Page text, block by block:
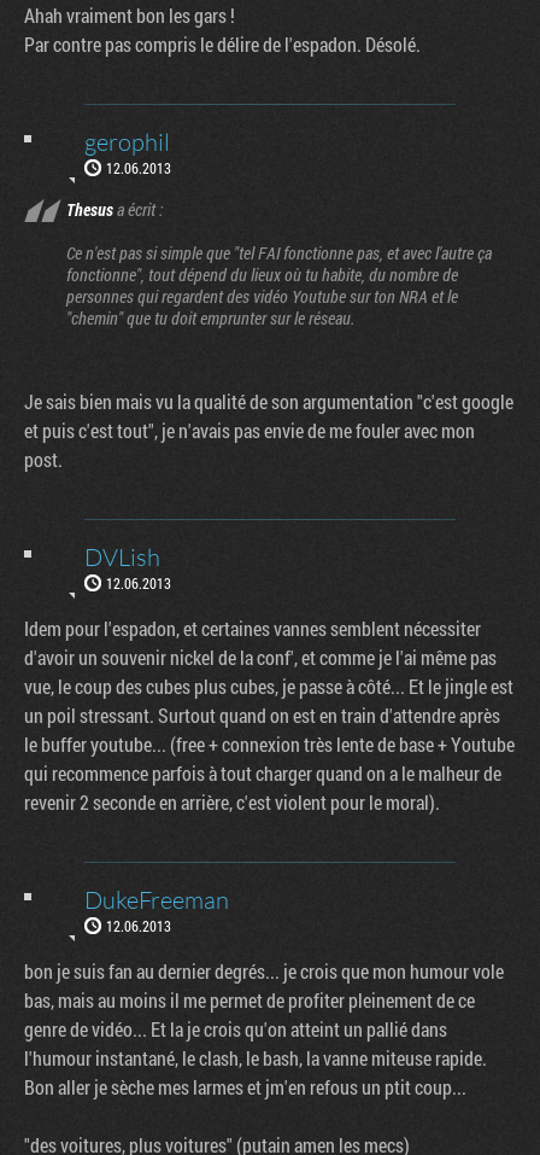
Ahah vraiment bon les gars !
Par contre pas compris le délire de l'espadon. Désolé.
gerophil
12.06.2013
Thesusa écrit :
Ce n'est pas si simple que "tel FAI fonctionne pas, et avec l'autre ça
fonctionne", tout dépend du lieux où tu habite, du nombre de
personnes qui regardent des vidéo Youtube sur ton NRA et le
"chemin" que tu doit emprunter sur le réseau.
Je sais bien mais vu la qualité de son argumentation "c'est google
et puis c'est tout", je n'avais pas envie de me fouler avec mon
post.
DVLish
12.06.2013
Idem pour l'espadon, et certaines vannes semblent nécessiter
d'avoir un souvenir nickel de la conf', et comme je l'ai même pas
vue, le coup des cubes plus cubes, je passe à côté... Et le jingle est
un poil stressant. Surtout quand on est en train d'attendre après
le buffer youtube... (free + connexion très lente de base + Youtube
qui recommence parfois à tout charger quand on a le malheur de
revenir 2 seconde en arrière, c'est violent pour le moral).
DukeFreeman
12.06.2013
bon je suis fan au dernier degrés... je crois que mon humour vole
bas, mais au moins il me permet de profiter pleinement de ce
genre de vidéo... Et la je crois qu'on atteint un pallié dans
l'humour instantané, le clash, le bash, la vanne miteuse rapide.
Bon aller je sèche mes larmes et jm'en refous un ptit coup...
"des voitures, plus voitures" (putain amen les mecs)